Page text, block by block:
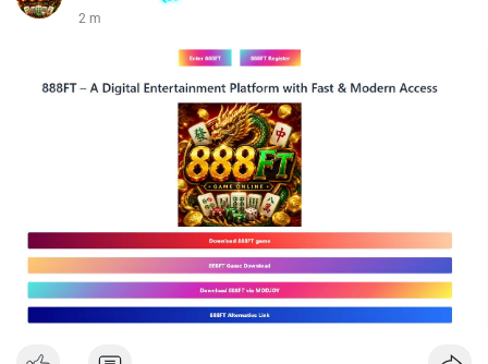
2 m